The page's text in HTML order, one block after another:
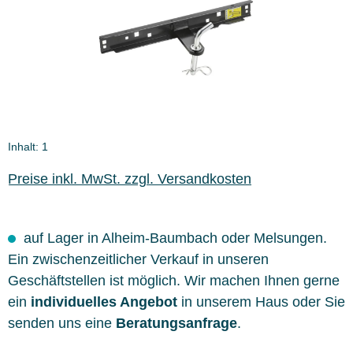
Inhalt: 1
Preise inkl. MwSt. zzgl. Versandkosten
auf Lager in Alheim-Baumbach oder Melsungen.
Ein zwischenzeitlicher Verkauf in unseren
Geschäftstellen ist möglich. Wir machen Ihnen gerne
ein individuelles Angebot in unserem Haus oder Sie
senden uns eine Beratungsanfrage.